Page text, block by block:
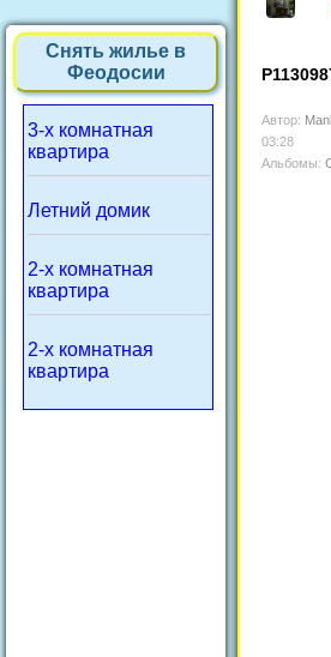
Снять жилье в
Феодосии
3-х комнатная
квартира
Летний домик
2-х комнатная
квартира
2-х комнатная
квартира
Автор:
03:28
Альбомы: